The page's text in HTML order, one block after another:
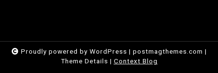
Proudly powered by WordPress | postmagthemes.com |
Theme Details | Context Blog